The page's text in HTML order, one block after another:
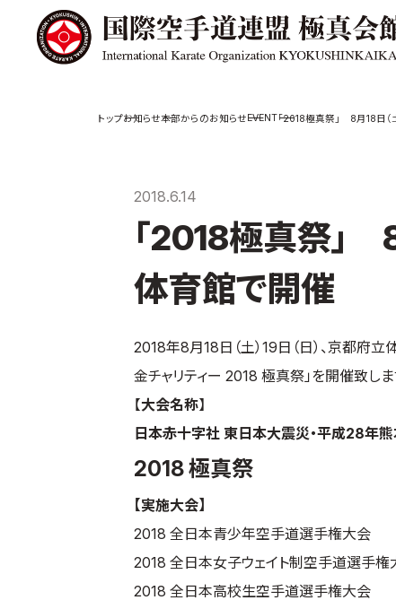
大山倍達総裁 紹
介
松井章奎館長 紹
介
極真の歴史
国際
ついて
お知らせ本部からのお知らせEVENT「2018極真祭」 8月18日（
2018.6.14
「2018極真祭」
体育館で開催
2018年8月18日（土）19日（日）、京都
金チャリティー 2018 極真祭」を開催致しま
【大会名称】
日本赤十字社 東日本大震災・平成28年
2018 極真祭
【実施大会】
2018 全日本青少年空手道選手権大会
2018 全日本女子ウェイト制空手道選手権
2018 全日本高校生空手道選手権大会